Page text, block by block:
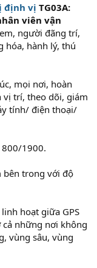
định vị TG03A:
viên vận
người đãng trí,
hóa, hành lý, thú
mọi nơi, hoàn
vị trí, theo dõi, giám
tính/ điện thoại/
1900.
bên trong với độ
hoạt giữa GPS
cả những nơi không
vùng sâu, vùng